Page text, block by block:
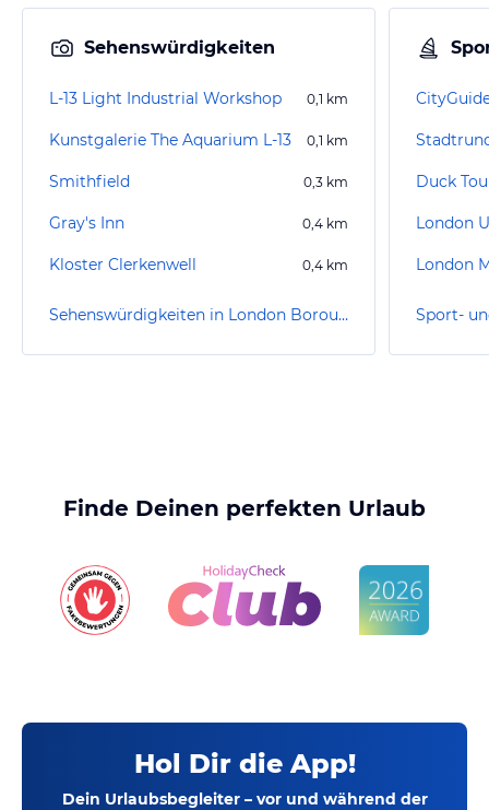
Sehenswürdigkeiten
L-13 Light Industrial Workshop 0,1 km
Kunstgalerie The Aquarium L-13 0,1 km
Smithfield 0,3 km
Gray's Inn 0,4 km
Kloster Clerkenwell 0,4 km
Sehenswürdigkeiten in London Borough of Camden
Duck
London
London
Finde Deinen perfekten Urlaub
Hol Dir die App!
Dein Urlaubsbegleiter – vor und während der